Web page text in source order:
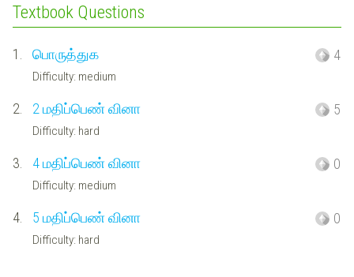
Textbook Questions
1. பொருத்துக
Difficulty: medium
4
2. 2 மதிப்பெண் வினா
Difficulty: hard
5
3. 4 மதிப்பெண் வினா
Difficulty: medium
0
4. 5 மதிப்பெண் வினா
Difficulty: hard
0